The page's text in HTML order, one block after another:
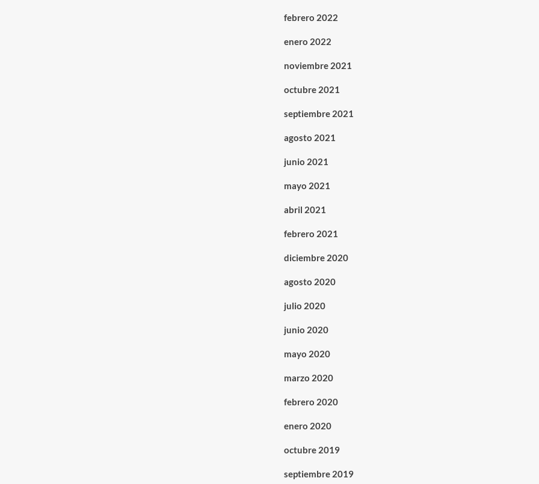
febrero 2022
enero 2022
noviembre 2021
octubre 2021
septiembre 2021
agosto 2021
junio 2021
mayo 2021
abril 2021
febrero 2021
diciembre 2020
agosto 2020
julio 2020
junio 2020
mayo 2020
marzo 2020
febrero 2020
enero 2020
octubre 2019
septiembre 2019